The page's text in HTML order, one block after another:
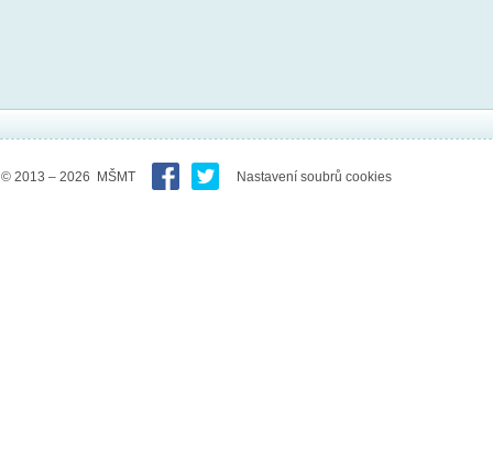
© 2013 – 2026 MŠMT Nastavení soubrů cookies